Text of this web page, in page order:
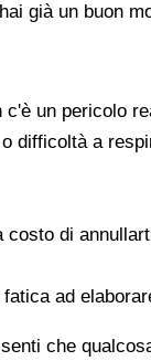
già un buon
c'è un pericolo
difficoltà a
costo di
ad
che